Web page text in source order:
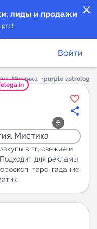
close
лиды и продажи
в Telegram
Войти
Мистика
purple astrology
Мистика
в тг, свежие и
для рекламы
таро, гадание,